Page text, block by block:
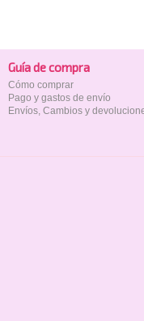
Guía de compra
Cómo comprar
Pago y gastos de envío
Envíos, Cambios y